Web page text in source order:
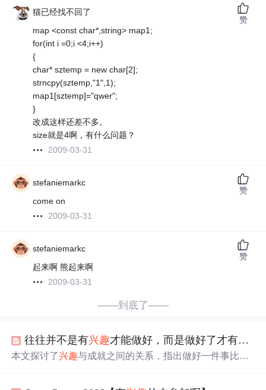
猫已经找不回了
map <const char*,string> map1;
for(int i =0;i <4;i++)
{
char* sztemp = new char[2];
strncpy(sztemp,"1",1);
map1[sztemp]="qwer";
}
改成这样还差不多。
size就是4啊，有什么问题？
2009-03-31
赞
stefaniemarkc
come on
2009-03-31
赞
stefaniemarkc
起来啊 熊起来啊
2009-03-31
赞
——到底了——
往往并不是有兴趣才能做好，而是做好了才有兴趣
本文探讨了兴趣与成就之间的关系，指出做好一件事比有